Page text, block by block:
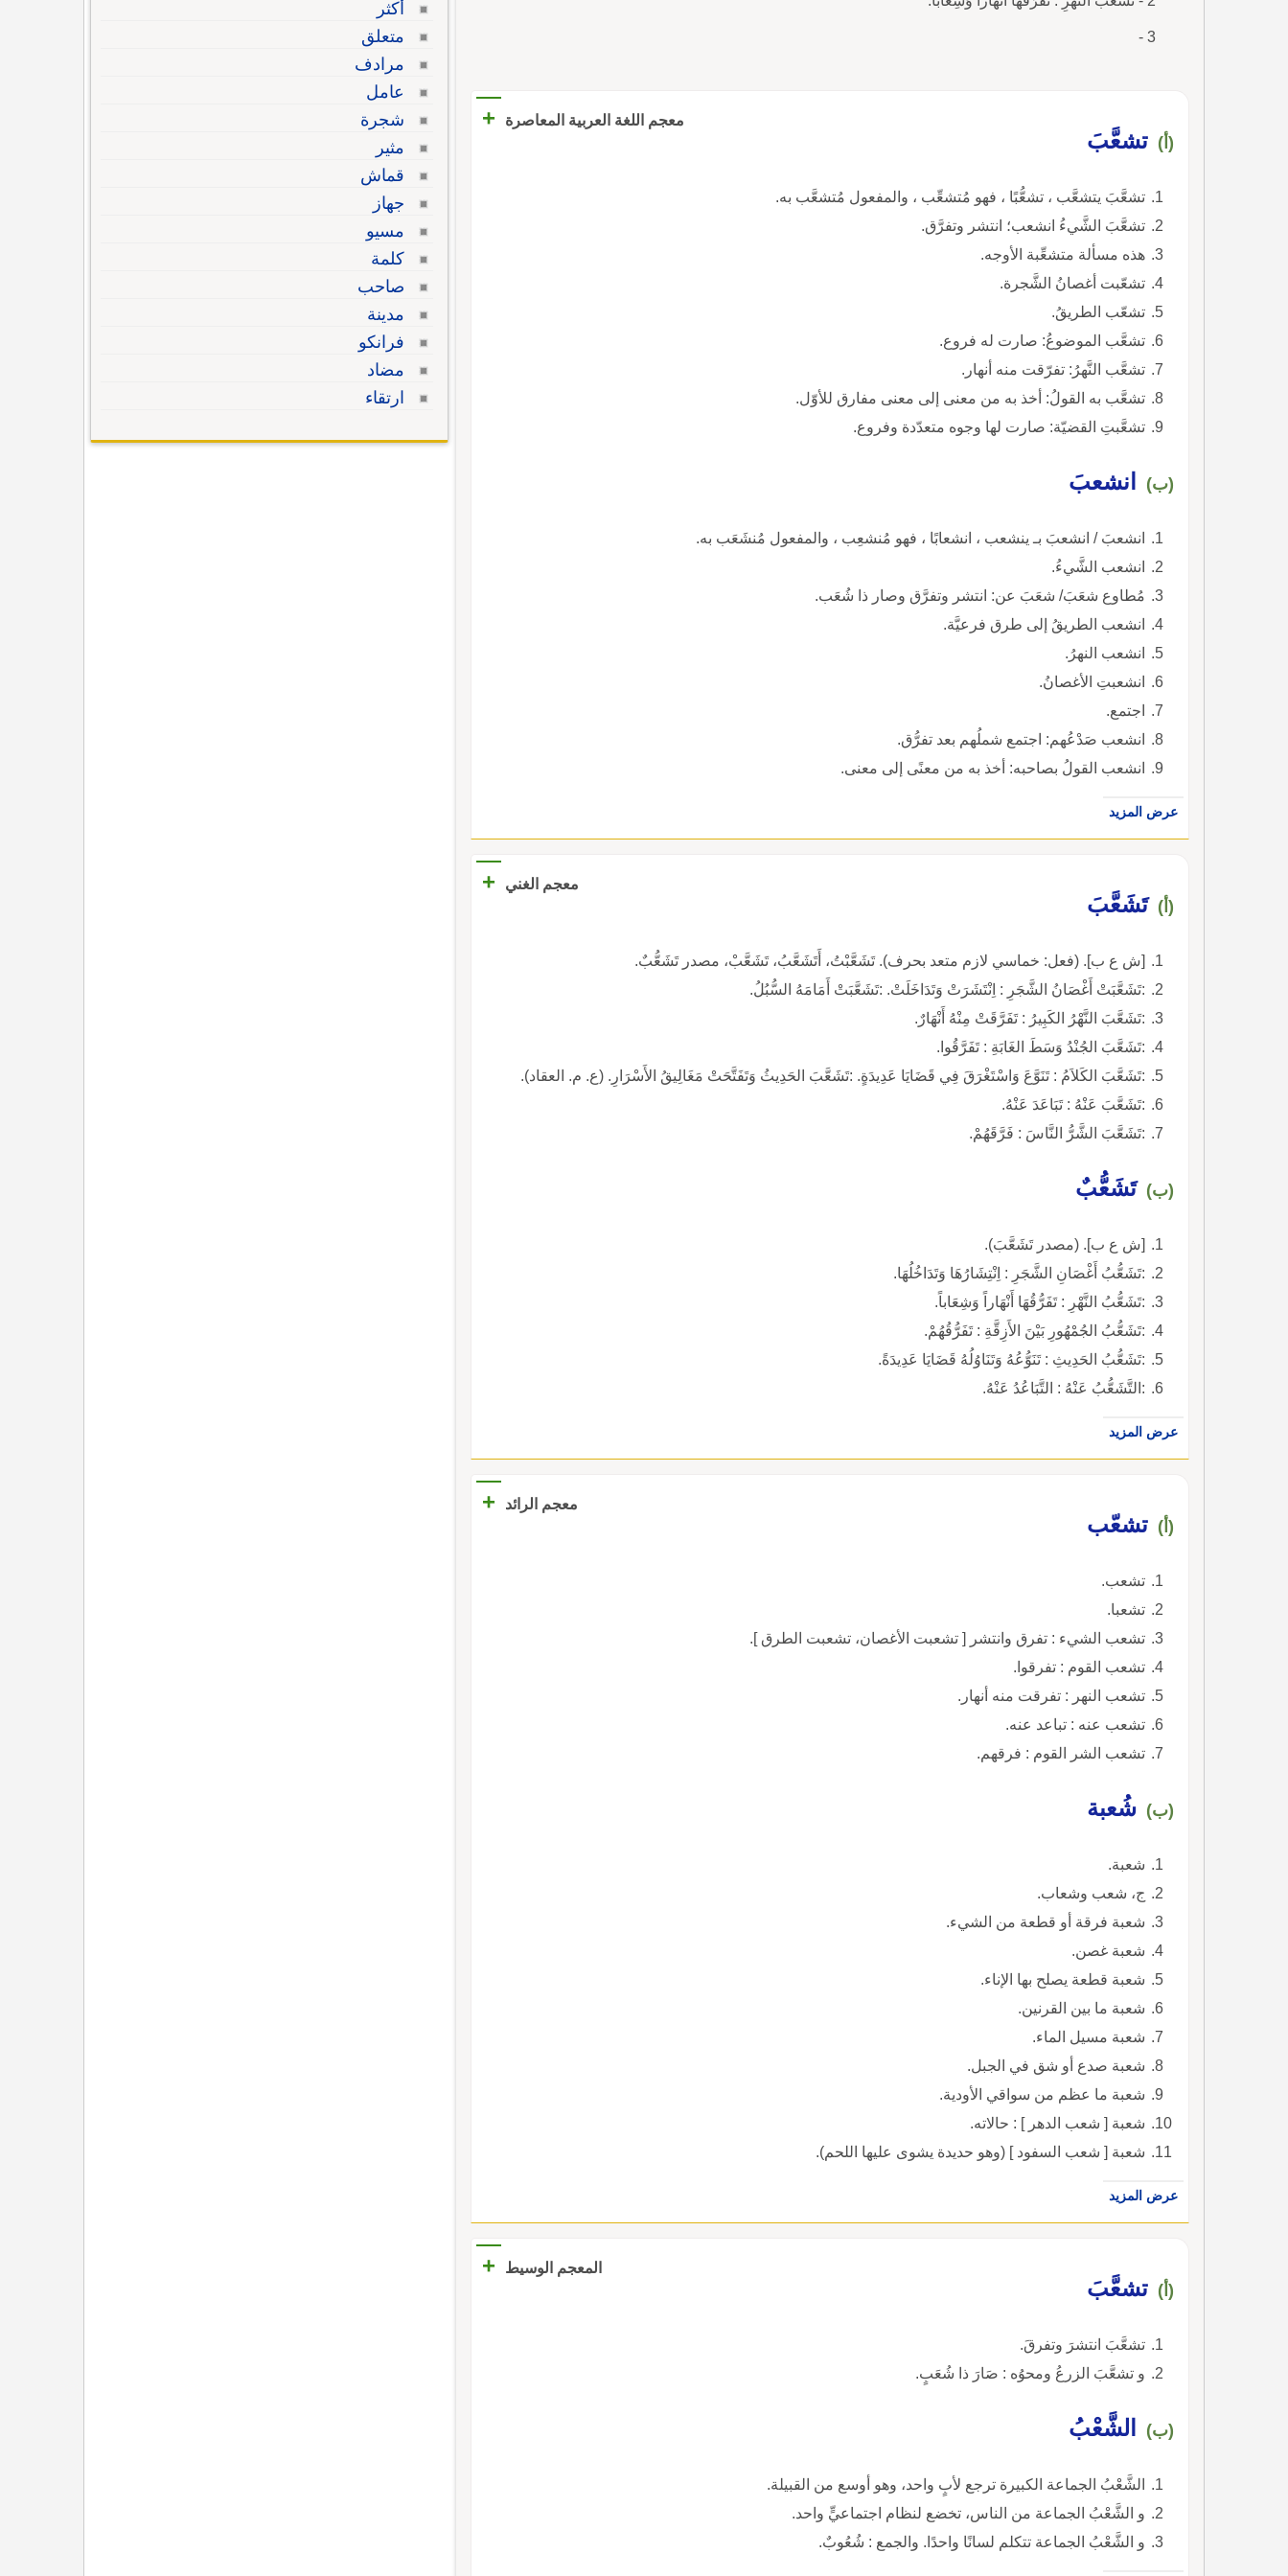
3 -
معجم اللغة العربية المعاصرة +
(أ) تشعَّبَ
تشعَّبَ يتشعَّب ، تشعُّبًا ، فهو مُتشعِّب ، والمفعول مُتشعَّب به.
تشعَّبَ الشَّيءُ انشعب؛ انتشر وتفرَّق.
هذه مسألة متشعِّبة الأوجه.
تشعّبت أغصانُ الشَّجرة.
تشعّب الطريقُ.
تشعَّب الموضوعُ: صارت له فروع.
تشعَّب النَّهرُ: تفرّقت منه أنهار.
تشعَّب به القولُ: أخذ به من معنى إلى معنى مفارق للأوّل.
تشعَّبتِ القضيّة: صارت لها وجوه متعدّدة وفروع.
(ب) انشعبَ
انشعبَ / انشعبَ بـ ينشعب ، انشعابًا ، فهو مُنشعِب ، والمفعول مُنشَعَب به.
انشعب الشَّيءُ.
مُطاوع شعَبَ/ شعَبَ عن: انتشر وتفرَّق وصار ذا شُعَب.
انشعب الطريقُ إلى طرق فرعيَّة.
انشعب النهرُ.
انشعبتِ الأغصانُ.
اجتمع.
انشعب صَدْعُهم: اجتمع شملُهم بعد تفرُّق.
انشعب القولُ بصاحبه: أخذ به من معنًى إلى معنى.
عرض المزيد
معجم الغني +
(أ) تَشَعَّبَ
[ش ع ب]. (فعل: خماسي لازم متعد بحرف). تَشَعَّبْتُ، أَتَشَعَّبُ، تَشَعَّبْ، مصدر تَشَعُّبٌ.
:تَشَعَّبَتْ أَغْصَانُ الشَّجَرِ : اِنْتَشَرَتْ وَتَدَاخَلَتْ. :تَشَعَّبَتْ أَمَامَهُ السُّبُلُ.
:تَشَعَّبَ النَّهْرُ الكَبِيرُ : تَفَرَّقَتْ مِنْهُ أَنْهَارٌ.
:تَشَعَّبَ الجُنْدُ وَسَطَ الغَابَةِ : تَفَرَّقُوا.
:تَشَعَّبَ الكَلاَمُ : تَنَوَّعَ وَاسْتَغْرَقَ فِي قَضَايَا عَدِيدَةٍ. :تَشَعَّبَ الحَدِيثُ وَتَفَتَّحَتْ مَغَالِيقُ الأَسْرَارِ. (ع. م. العقاد).
:تَشَعَّبَ عَنْهُ : تَبَاعَدَ عَنْهُ.
:تَشَعَّبَ الشَّرُّ النَّاسَ : فَرَّقَهُمْ.
(ب) تَشَعُّبٌ
[ش ع ب]. (مصدر تَشَعَّبَ).
:تَشَعُّبُ أَغْصَانِ الشَّجَرِ : اِنْتِشَارُهَا وَتَدَاخُلُهَا.
:تَشَعُّبُ النَّهْرِ : تَفَرُّقُهَا أَنْهَاراً وَشِعَاباً.
:تَشَعُّبُ الجُمْهُورِ بَيْنَ الأَزِقَّةِ : تَفَرُّقُهُمْ.
:تَشَعُّبُ الحَدِيثِ : تَنَوُّعُهُ وَتَنَاوُلُهُ قَضَايَا عَدِيدَةً.
:التَّشَعُّبُ عَنْهُ : التَّبَاعُدُ عَنْهُ.
عرض المزيد
معجم الرائد +
(أ) تشعّب
تشعب.
تشعبا.
تشعب الشيء : تفرق وانتشر [ تشعبت الأغصان، تشعبت الطرق ].
تشعب القوم : تفرقوا.
تشعب النهر : تفرقت منه أنهار.
تشعب عنه : تباعد عنه.
تشعب الشر القوم : فرقهم.
(ب) شُعبة
شعبة.
ج، شعب وشعاب.
شعبة فرقة أو قطعة من الشيء.
شعبة غصن.
شعبة قطعة يصلح بها الإناء.
شعبة ما بين القرنين.
شعبة مسيل الماء.
شعبة صدع أو شق في الجبل.
شعبة ما عظم من سواقي الأودية.
شعبة [ شعب الدهر ] : حالاته.
شعبة [ شعب السفود ] (وهو حديدة يشوى عليها اللحم).
عرض المزيد
المعجم الوسيط +
(أ) تشعَّبَ
تشعَّبَ انتشرَ وتفرقَ.
و تشعَّبَ الزرعُ ومحوُه : صَارَ ذا شُعَبٍ.
(ب) الشَّعْبُ
الشَّعْبُ الجماعة الكبيرة ترجع لأبٍ واحد، وهو أوسع من القبيلة.
و الشَّعْبُ الجماعة من الناس، تخضع لنظام اجتماعيٍّ واحد.
و الشَّعْبُ الجماعة تتكلم لسانًا واحدًا. والجمع : شُعُوبٌ.
أكثر
متعلق
مرادف
عامل
شجرة
مثير
قماش
جهاز
مسيو
كلمة
صاحب
مدينة
فرانكو
مضاد
ارتقاء